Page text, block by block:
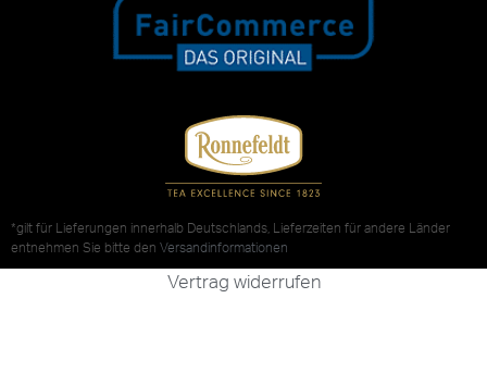
*gilt für Lieferungen innerhalb Deutschlands, Lieferzeiten für andere Länder
entnehmen Sie bitte den Versandinformationen
Vertrag widerrufen